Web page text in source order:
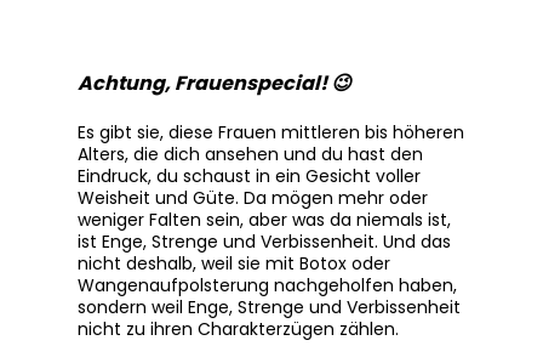
Achtung, Frauenspecial! 😉
Es gibt sie, diese Frauen mittleren bis höheren
Alters, die dich ansehen und du hast den
Eindruck, du schaust in ein Gesicht voller
Weisheit und Güte. Da mögen mehr oder
weniger Falten sein, aber was da niemals ist,
ist Enge, Strenge und Verbissenheit. Und das
nicht deshalb, weil sie mit Botox oder
Wangenaufpolsterung nachgeholfen haben,
sondern weil Enge, Strenge und Verbissenheit
nicht zu ihren Charakterzügen zählen.